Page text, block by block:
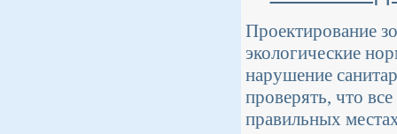
Проектирование
экологические
нарушение
проверять, что
правильных